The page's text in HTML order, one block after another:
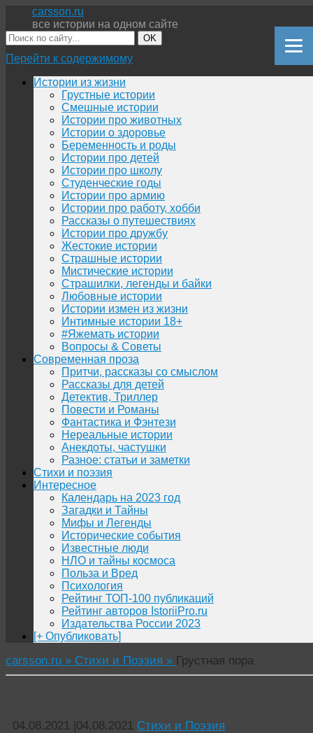
carsson.ru
все истории на одном сайте
OK
Перейти к содержимому
Истории из жизни
Грустные истории
Смешные истории
Истории про животных
Истории о здоровье
Беременность и роды
Истории про детей
Истории про школу
Студенческие годы
Истории про армию
Истории про работу, хобби
Рассказы о путешествиях
Истории про дружбу
Жестокие истории
Страшные истории
Мистические истории
Страшилки, легенды и байки
Любовные истории
Истории измен из жизни
Интимные истории 18+
#Яжемать истории
Вопросы & Советы
Современная проза
Притчи, рассказы со смыслом
Рассказы для детей
Детектив, Триллер
Повести и Романы
Фантастика и Фэнтези
Нереальные истории
Анекдоты, частушки
Разное: статьи и заметки
Стихи и поэзия
Интересное
Календарь на 2023 год
Загадки и Тайны
Мифы и Легенды
Исторические события
Известные люди
НЛО и тайны космоса
Польза и Вред
Психология
Рейтинг ТОП-100 публикаций
Рейтинг авторов IstoriiPro.ru
Издательства России 2023
[+ Опубликовать]
carsson.ru » Стихи и Поэзия » Грустная пора
04.08.2021 |04.08.2021 Стихи и Поэзия